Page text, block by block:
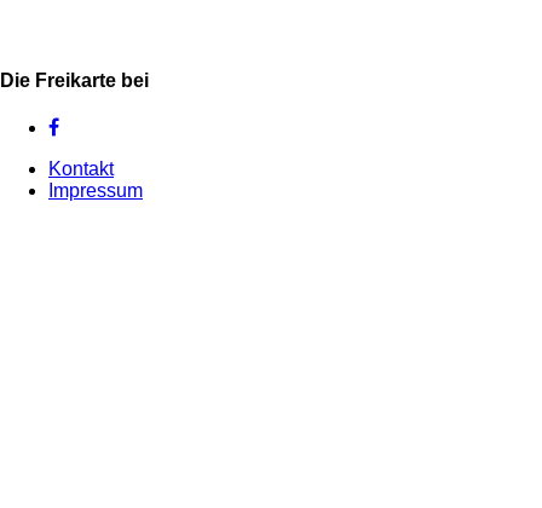
Die Freikarte bei
Kontakt
Impressum